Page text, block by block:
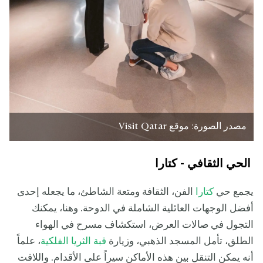
مصدر الصورة: موقع Visit Qatar
الحي الثقافي - كتارا
يجمع حي كتارا
الفن، الثقافة ومتعة الشاطئ، ما يجعله إحدى
أفضل الوجهات العائلية الشاملة في الدوحة. وهنا، يمكنك
التجول في صالات العرض، استكشاف مسرح في الهواء
الطلق، تأمل المسجد الذهبي، وزيارة قبة الثريا الفلكية، علماً
أنه يمكن التنقل بين هذه الأماكن سيراً على الأقدام. واللافت